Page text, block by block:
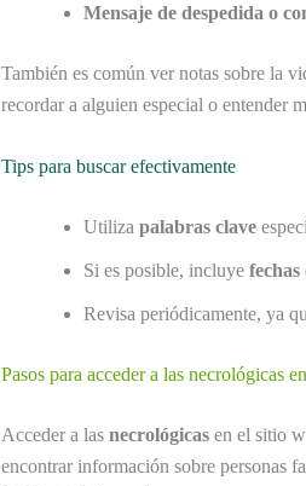
Mensaje de despedida o
También es común ver notas sobre la
recordar a alguien especial o entender
Tips para buscar efectivamente
Utiliza palabras clave
Si es posible, incluye fechas
Revisa periódicamente, ya
Pasos para acceder a las necrológicas
Acceder a las necrológicas en el sitio
encontrar información sobre personas